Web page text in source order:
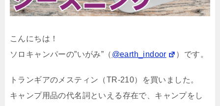
こんにちは！
ソロキャンパーの”いがみ”（ @earth_indoor ）です。
トランギアのメスティン（TR-210）を買いました。
キャンプ用品の代名詞といえる存在で、キャンプをし